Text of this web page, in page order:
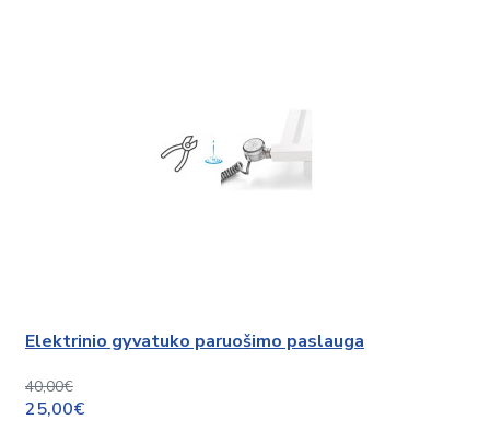
Elektrinio gyvatuko paruošimo paslauga
40,00€
25,00€